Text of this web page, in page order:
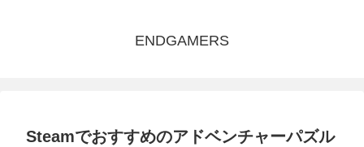
ENDGAMERS
Steamでおすすめのアドベンチャーパズル